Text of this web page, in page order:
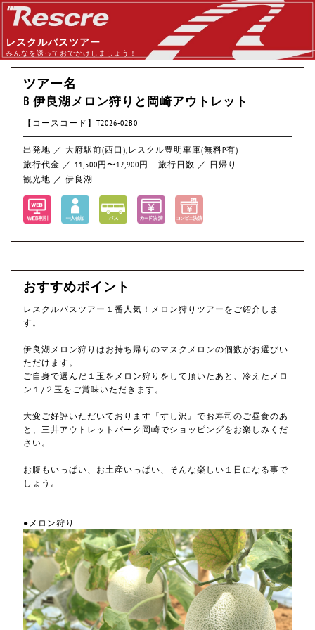
レスクルバスツアー
みんなを誘っておでかけしましょう！
ツアー名
B 伊良湖メロン狩りと岡崎アウトレット
【コースコード】T2026-02B0
出発地 ／ 大府駅前(西口),レスクル豊明車庫(無料P有)
旅行代金 ／ 11,500円〜12,900円
旅行日数 ／ 日帰り
観光地 ／ 伊良湖
おすすめポイント
レスクルバスツアー１番人気！メロン狩りツアーをご紹介しま
す。
伊良湖メロン狩りはお持ち帰りのマスクメロンの個数がお選びい
ただけます。
ご自身で選んだ１玉をメロン狩りをして頂いたあと、冷えたメロ
ン１/２玉をご賞味いただきます。
大変ご好評いただいております『すし沢』でお寿司のご昼食のあ
と、三井アウトレットパーク岡崎でショッピングをお楽しみくだ
さい。
お腹もいっぱい、お土産いっぱい、そんな楽しい１日になる事で
しょう。
●メロン狩り